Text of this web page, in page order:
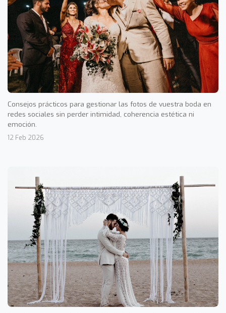
Consejos prácticos para gestionar las fotos de vuestra boda en
redes sociales sin perder intimidad, coherencia estética ni
emoción.
12 Feb 2026